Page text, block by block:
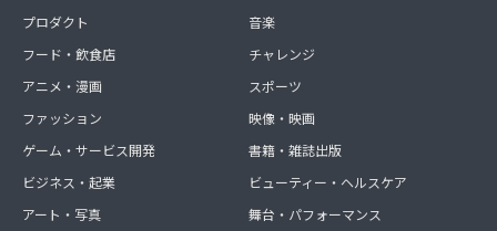
プロダクト
フード・飲食店
アニメ・漫画
ファッション
ゲーム・サービス開発
ビジネス・起業
アート・写真
音楽
チャレンジ
スポーツ
映像・映画
書籍・雑誌出版
ビューティー・ヘルスケア
舞台・パフォーマンス